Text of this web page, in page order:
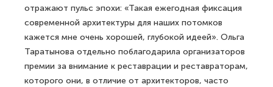
отражают пульс эпохи: «Такая ежегодная фиксация
современной архитектуры для наших потомков
кажется мне очень хорошей, глубокой идеей». Ольга
Таратынова отдельно поблагодарила организаторов
премии за внимание к реставрации и реставраторам,
которого они, в отличие от архитекторов, часто